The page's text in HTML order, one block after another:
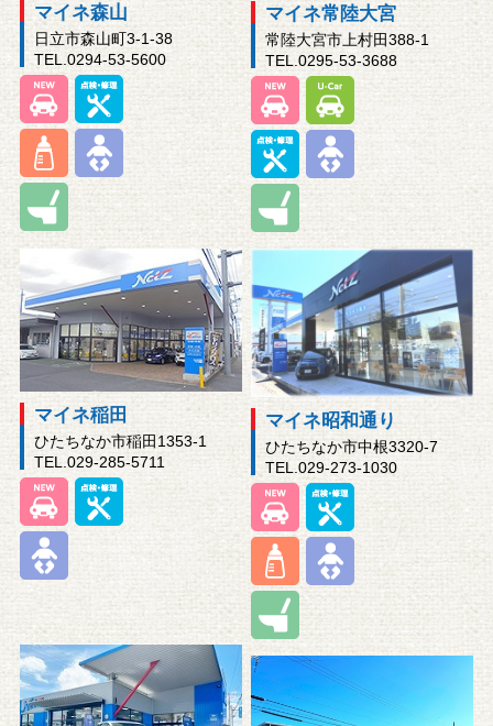
マイネ森山
日立市森山町3-1-38
TEL.0294-53-5600
マイネ常陸大宮
常陸大宮市上村田388-1
TEL.0295-53-3688
マイネ稲田
ひたちなか市稲田1353-1
TEL.029-285-5711
マイネ昭和通り
ひたちなか市中根3320-7
TEL.029-273-1030